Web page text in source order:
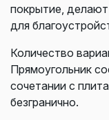
покрытие,
для
Количество
Прямоугольник
сочетании с
безгранично.